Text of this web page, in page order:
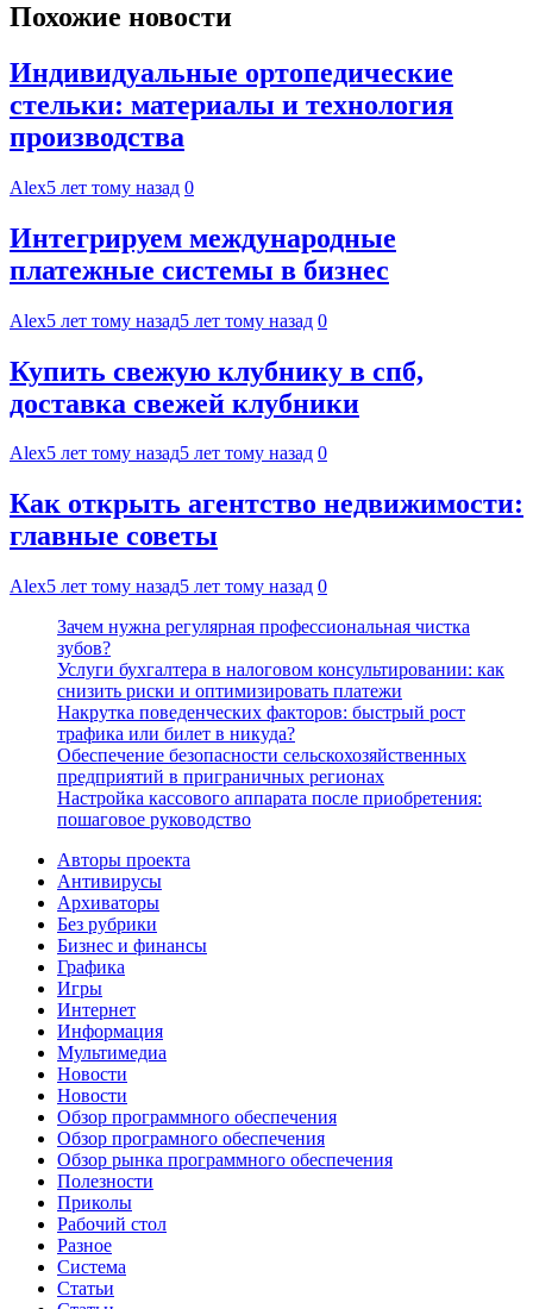
Похожие новости
Индивидуальные ортопедические
стельки: материалы и технология
производства
Alex5 лет тому назад 0
Интегрируем международные
платежные системы в бизнес
Alex5 лет тому назад5 лет тому назад 0
Купить свежую клубнику в спб,
доставка свежей клубники
Alex5 лет тому назад5 лет тому назад 0
Как открыть агентство недвижимости:
главные советы
Alex5 лет тому назад5 лет тому назад 0
Зачем нужна регулярная профессиональная чистка
зубов?
Услуги бухгалтера в налоговом консультировании: как
снизить риски и оптимизировать платежи
Накрутка поведенческих факторов: быстрый рост
трафика или билет в никуда?
Обеспечение безопасности сельскохозяйственных
предприятий в приграничных регионах
Настройка кассового аппарата после приобретения:
пошаговое руководство
Авторы проекта
Антивирусы
Архиваторы
Без рубрики
Бизнес и финансы
Графика
Игры
Интернет
Информация
Мультимедиа
Новости
Новости
Обзор программного обеспечения
Обзор програмного обеспечения
Обзор рынка программного обеспечения
Полезности
Приколы
Рабочий стол
Разное
Система
Статьи